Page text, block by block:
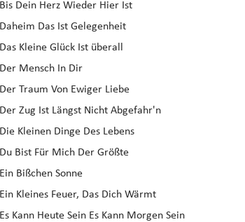
Bis Dein Herz Wieder Hier Ist
Daheim Das Ist Gelegenheit
Das Kleine Glück Ist überall
Der Mensch In Dir
Der Traum Von Ewiger Liebe
Der Zug Ist Längst Nicht Abgefahr'n
Die Kleinen Dinge Des Lebens
Du Bist Für Mich Der Größte
Ein Bißchen Sonne
Ein Kleines Feuer, Das Dich Wärmt
Es Kann Heute Sein Es Kann Morgen Sein